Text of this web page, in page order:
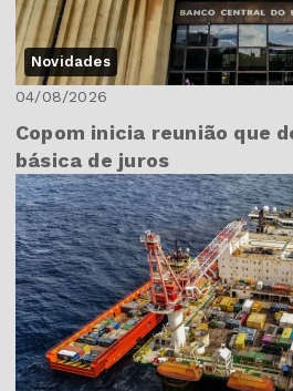
Novidades
04/08/2026
Copom inicia reunião que
básica de juros